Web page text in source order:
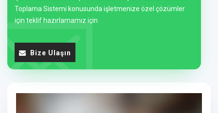
Toplama Sistemi konusunda işletmenize özel çözümler
için teklif hazırlamamız için
Bize Ulaşın